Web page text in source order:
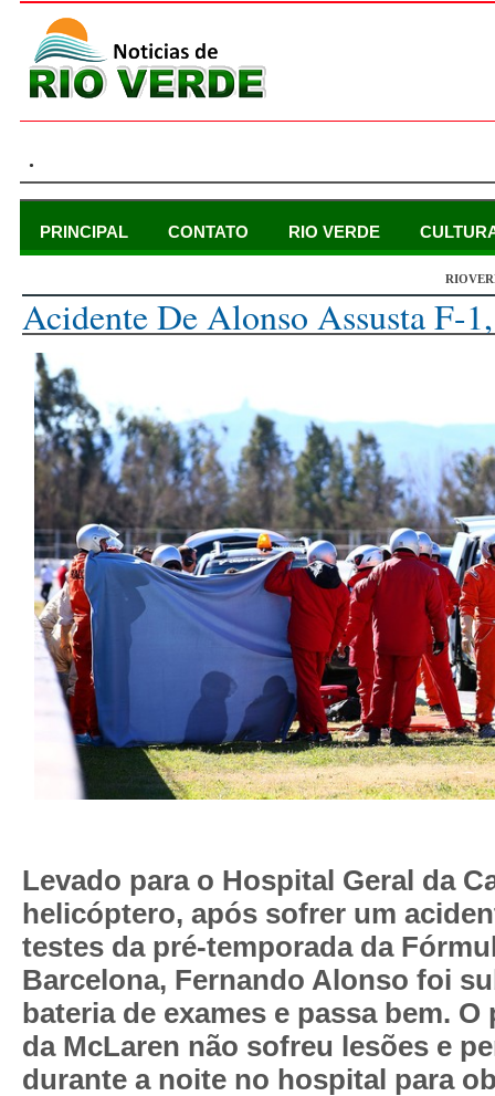
.
PRINCIPAL CONTATO RIO VERDE
Acidente De Alonso Assusta F-
Levado para o Hospital Geral da
helicóptero, após sofrer um
testes da pré-temporada da
Barcelona, Fernando Alonso foi
bateria de exames e passa bem. O
da McLaren não sofreu lesões e
durante a noite no hospital para